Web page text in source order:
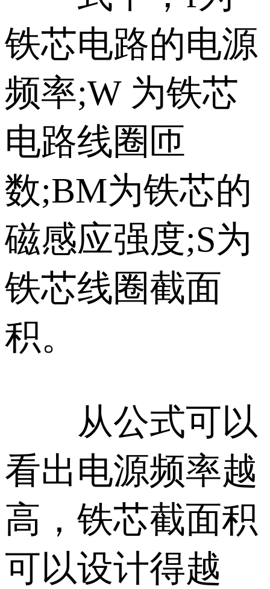
铁芯电路的电源
频率;W 为铁芯
电路线圈匝
数;BM为铁芯的
磁感应强度;S为
铁芯线圈截面
积。
从公式可以
看出电源频率越
高，铁芯截面积
可以设计得越